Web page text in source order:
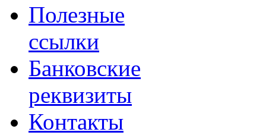
Полезные
ссылки
Банковские
реквизиты
Контакты